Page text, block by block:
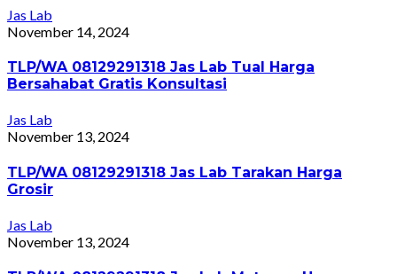
Jas Lab
November 14, 2024
TLP/WA 08129291318 Jas Lab Tual Harga
Bersahabat Gratis Konsultasi
Jas Lab
November 13, 2024
TLP/WA 08129291318 Jas Lab Tarakan Harga
Grosir
Jas Lab
November 13, 2024